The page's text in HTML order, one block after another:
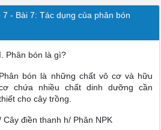
- Bài 7: Tác dụng của phân bón
I. Phân bón là gì?
Phân bón là những chất vô cơ và hữu
chứa nhiều chất dinh dưỡng cần
cho cây trồng.
Cây điền thanh h/ Phân NPK